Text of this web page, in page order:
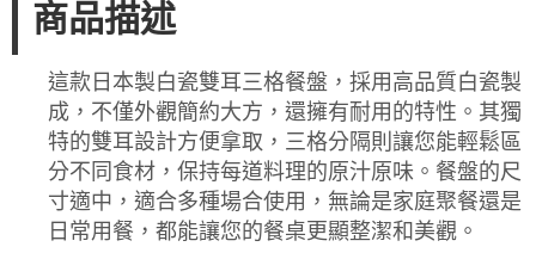
商品描述
這款日本製白瓷雙耳三格餐盤，採用高品質白瓷製
成，不僅外觀簡約大方，還擁有耐用的特性。其獨
特的雙耳設計方便拿取，三格分隔則讓您能輕鬆區
分不同食材，保持每道料理的原汁原味。餐盤的尺
寸適中，適合多種場合使用，無論是家庭聚餐還是
日常用餐，都能讓您的餐桌更顯整潔和美觀。